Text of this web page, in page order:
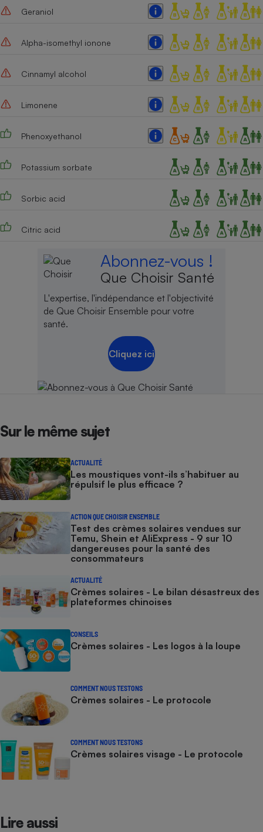
Geraniol
Alpha-isomethyl ionone
Cinnamyl alcohol
Limonene
Phenoxyethanol
Potassium sorbate
Sorbic acid
Citric acid
Abonnez-vous !
Que Choisir Santé
L'expertise, l'indépendance et l'objectivité
de Que Choisir Ensemble pour votre
santé.
Cliquez ici
Sur le même sujet
ACTUALITÉ
Les moustiques vont-ils s’habituer au
répulsif le plus efficace ?
ACTION QUE CHOISIR ENSEMBLE
Test des crèmes solaires vendues sur
Temu, Shein et AliExpress - 9 sur 10
dangereuses pour la santé des
consommateurs
ACTUALITÉ
Crèmes solaires - Le bilan désastreux des
plateformes chinoises
CONSEILS
Crèmes solaires - Les logos à la loupe
COMMENT NOUS TESTONS
Crèmes solaires - Le protocole
COMMENT NOUS TESTONS
Crèmes solaires visage - Le protocole
Lire aussi